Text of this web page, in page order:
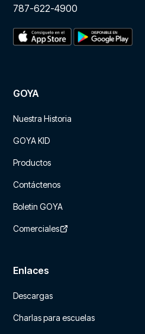
787-622-4900
GOYA
Nuestra Historia
GOYA KID
Productos
Contáctenos
Boletin GOYA
Comerciales
Enlaces
Descargas
Charlas para escuelas